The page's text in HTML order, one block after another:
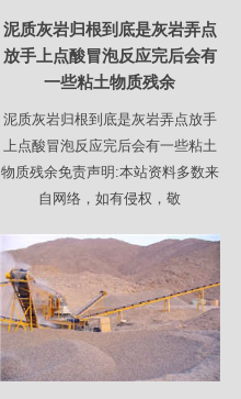
泥质灰岩归根到底是灰岩弄点
放手上点酸冒泡反应完后会有
一些粘土物质残余
泥质灰岩归根到底是灰岩弄点放手
上点酸冒泡反应完后会有一些粘土
物质残余免责声明:本站资料多数来
自网络，如有侵权，敬